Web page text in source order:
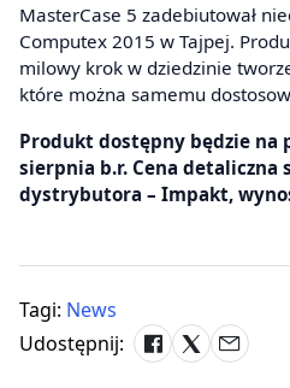
MasterCase 5 zadebiutował
Computex 2015 w Tajpej.
milowy krok w dziedzinie
które można samemu
Produkt dostępny będzie na
sierpnia b.r. Cena detaliczna
dystrybutora – Impakt,
Tagi: News
Udostępnij: